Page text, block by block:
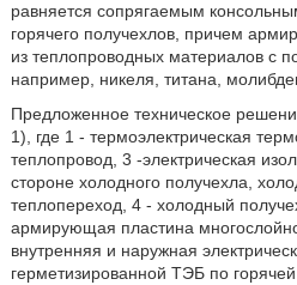
равняется сопрягаемым
горячего получехлов, причем
из теплопроводных материалов с
например, никеля, титана,
Предложенное техническое
1), где 1 - термоэлектрическая
теплопровод, 3 -электрическая
стороне холодного получехла,
теплопереход, 4 - холодный
армирующая пластина
внутренняя и наружная
герметизированной ТЭБ по